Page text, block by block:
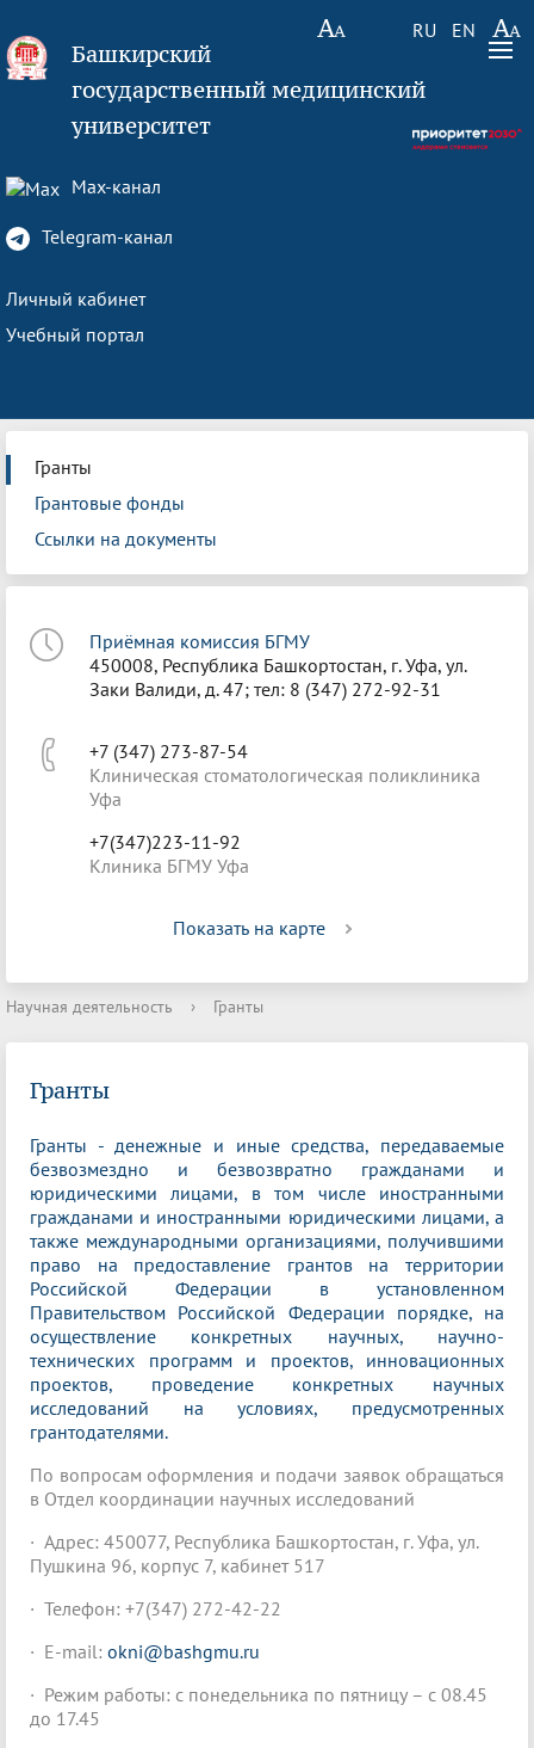
RU EN
Башкирский
государственный медицинский
университет
Max-канал
Telegram-канал
Личный кабинет
Учебный портал
Гранты
Грантовые фонды
Ссылки на документы
Приёмная комиссия БГМУ
450008, Республика Башкортостан, г. Уфа, ул.
Заки Валиди, д. 47; тел: 8 (347) 272-92-31
+7 (347) 273-87-54
Клиническая стоматологическая поликлиника
Уфа
+7(347)223-11-92
Клиника БГМУ Уфа
Показать на карте
Научная деятельность › Гранты
Гранты
Гранты - денежные и иные средства, передаваемые
безвозмездно и безвозвратно гражданами и
юридическими лицами, в том числе иностранными
гражданами и иностранными юридическими лицами, а
также международными организациями, получившими
право на предоставление грантов на территории
Российской Федерации в установленном
Правительством Российской Федерации порядке, на
осуществление конкретных научных, научно-
технических программ и проектов, инновационных
проектов, проведение конкретных научных
исследований на условиях, предусмотренных
грантодателями.
По вопросам оформления и подачи заявок обращаться
в Отдел координации научных исследований
· Адрес: 450077, Республика Башкортостан, г. Уфа, ул.
Пушкина 96, корпус 7, кабинет 517
· Телефон: +7(347) 272-42-22
· E-mail: okni@bashgmu.ru
· Режим работы: с понедельника по пятницу – с 08.45
до 17.45